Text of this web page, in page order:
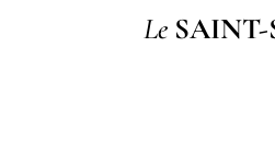
Le SAINT-